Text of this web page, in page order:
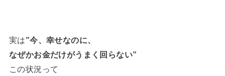
実は”今、幸せなのに、
なぜかお金だけがうまく回らない”
この状況って